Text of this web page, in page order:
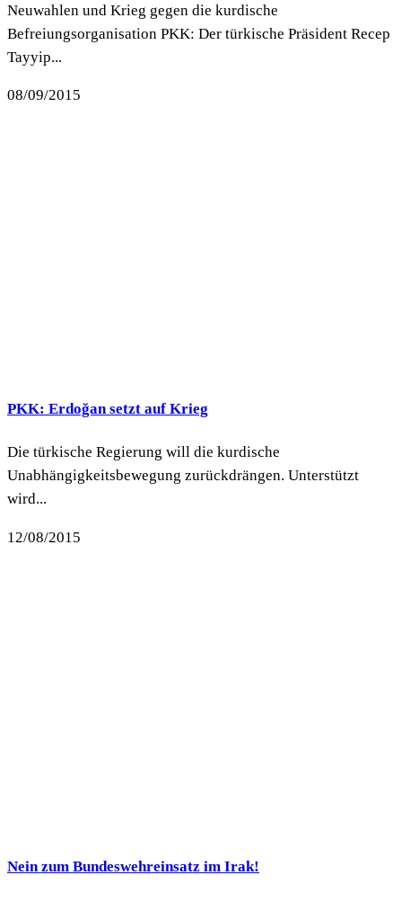
Neuwahlen und Krieg gegen die kurdische
Befreiungsorganisation PKK: Der türkische Präsident Recep
Tayyip...
08/09/2015
PKK: Erdoğan setzt auf Krieg
Die türkische Regierung will die kurdische
Unabhängigkeitsbewegung zurückdrängen. Unterstützt
wird...
12/08/2015
Nein zum Bundeswehreinsatz im Irak!